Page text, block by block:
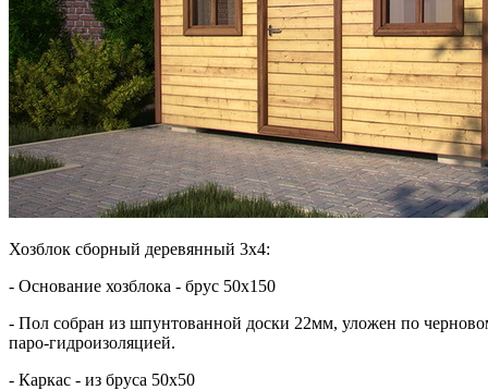
Хозблок сборный деревянный 3х4:
- Основание хозблока - брус 50х150
- Пол собран из шпунтованной доски 22мм, уложен по
паро-гидроизоляцией.
- Каркас - из бруса 50х50